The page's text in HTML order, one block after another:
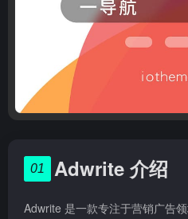
01 Adwrite 介绍
Adwrite 是一款专注于营销广告